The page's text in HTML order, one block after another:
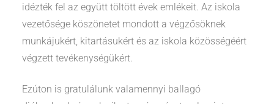
idézték fel az együtt töltött évek emlékeit. Az iskola
vezetősége köszönetet mondott a végzősöknek
munkájukért, kitartásukért és az iskola közösségéért
végzett tevékenységükért.
Ezúton is gratulálunk valamennyi ballagó